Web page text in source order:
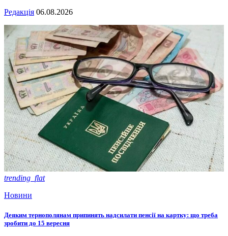
Редакція 06.08.2026
trending_flat
Новини
Деяким тернополянам припинять надсилати пенсії на картку: що треба
зробити до 15 вересня